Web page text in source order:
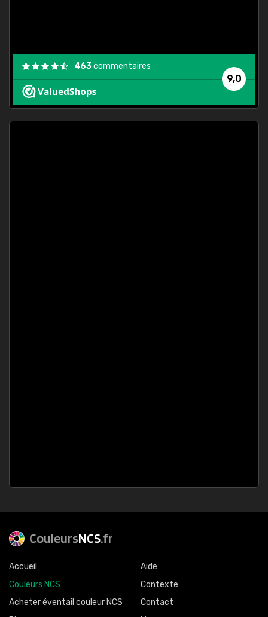
9,0
463commentaires
CouleursNCS.fr
Accueil
Couleurs NCS
Acheter éventail couleur NCS
Aide
Contexte
Contact